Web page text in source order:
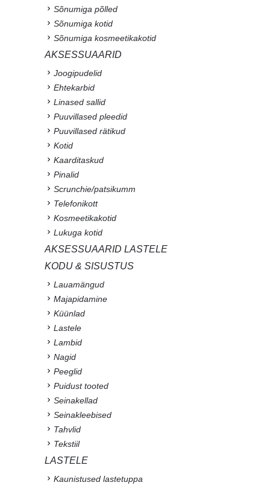
Sõnumiga põlled
Sõnumiga kotid
Sõnumiga kosmeetikakotid
AKSESSUAARID
Joogipudelid
Ehtekarbid
Linased sallid
Puuvillased pleedid
Puuvillased rätikud
Kotid
Kaarditaskud
Pinalid
Scrunchie/patsikumm
Telefonikott
Kosmeetikakotid
Lukuga kotid
AKSESSUAARID LASTELE
KODU & SISUSTUS
Lauamängud
Majapidamine
Küünlad
Lastele
Lambid
Nagid
Peeglid
Puidust tooted
Seinakellad
Seinakleebised
Tahvlid
Tekstiil
LASTELE
Kaunistused lastetuppa